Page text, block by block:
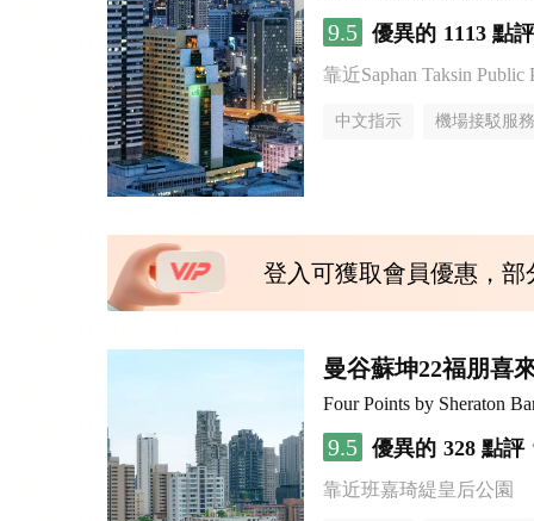
9.5 優異的 1113 點評
靠近Saphan Taksin Public
中文指示 機場接駁服務
登入可獲取會員優惠，
曼谷蘇坤22福朋喜
Four Points by Sheraton
9.5 優異的 328 點評
靠近班嘉琦緹皇后公園